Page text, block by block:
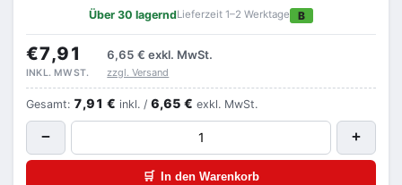
Über 30 lagerndLieferzeit 1–2 Werktage B
€7,91 6,65 € exkl. MwSt.
INKL. MWST. zzgl. Versand
Gesamt: 7,91 € inkl. / 6,65 € exkl. MwSt.
− +
🛒 In den Warenkorb